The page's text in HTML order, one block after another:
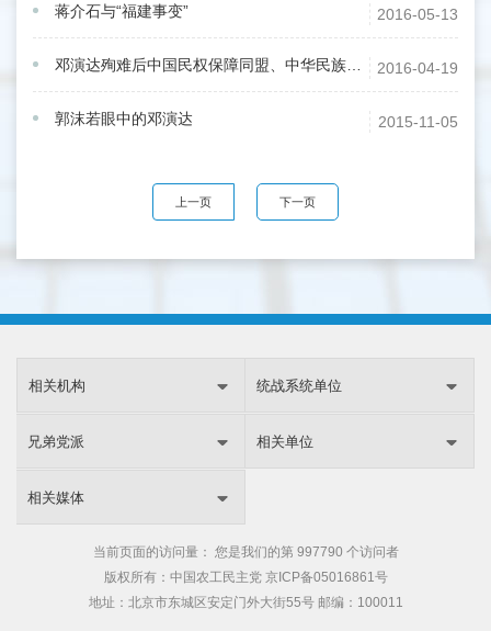
2016-05-13
蒋介石与“福建事变”
2016-04-19
邓演达殉难后中国民权保障同盟、中华民族革命同盟的成立及其革命活动
2015-11-05
郭沫若眼中的邓演达
上一页 下一页
相关机构 统战系统单位
兄弟党派 相关单位
相关媒体
当前页面的访问量： 您是我们的第 997790 个访问者
版权所有：中国农工民主党 京ICP备05016861号
地址：北京市东城区安定门外大街55号 邮编：100011